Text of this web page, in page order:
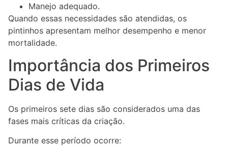
Manejo adequado.
Quando essas necessidades são atendidas, os
pintinhos apresentam melhor desempenho e menor
mortalidade.
Importância dos Primeiros
Dias de Vida
Os primeiros sete dias são considerados uma das
fases mais críticas da criação.
Durante esse período ocorre: